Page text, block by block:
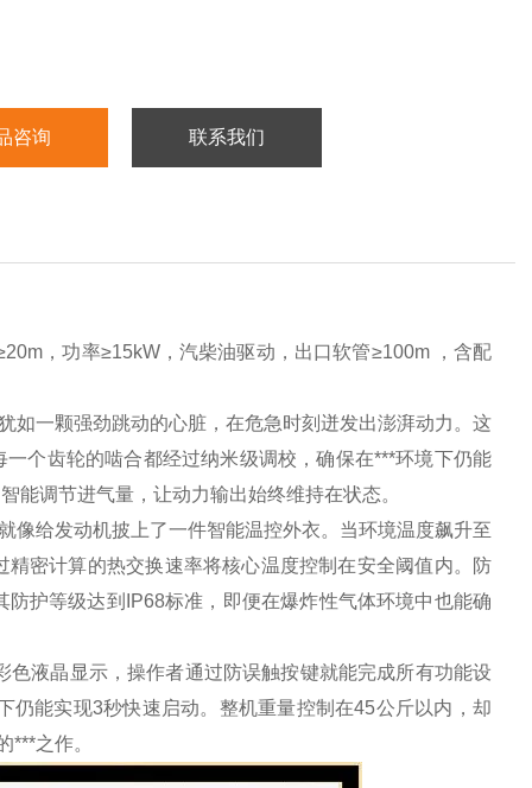
咨询 联系我们
，功率≥15kW，汽柴油驱动，出口软管≥100m ，含配
如一颗强劲跳动的心脏，在危急时刻迸发出澎湃动力。这
个齿轮的啮合都经过纳米级调校，确保在***环境下仍能
能调节进气量，让动力输出始终维持在状态。
像给发动机披上了一件智能温控外衣。当环境温度飙升至
密计算的热交换速率将核心温度控制在安全阈值内。防
护等级达到IP68标准，即便在爆炸性气体环境中也能确
液晶显示，操作者通过防误触按键就能完成所有功能设
能实现3秒快速启动。整机重量控制在45公斤以内，却
之作。